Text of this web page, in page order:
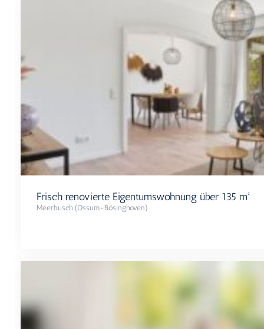
Frisch renovierte Eigentumswohnung über 135 m²
Meerbusch (Ossum-Bösinghoven)